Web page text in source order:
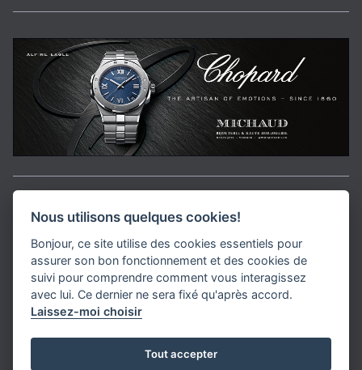
Media Kit
Kontakt
Datenschutz-Bestimmungen
Nous utilisons quelques cookies!
Bonjour, ce site utilise des cookies essentiels pour
assurer son bon fonctionnement et des cookies de
suivi pour comprendre comment vous interagissez
avec lui. Ce dernier ne sera fixé qu'après accord.
Laissez-moi choisir
Tout accepter